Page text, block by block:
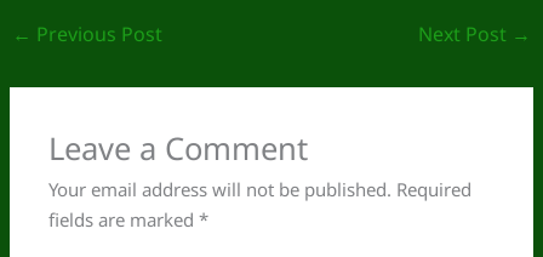
← Previous Post Next Post →
Leave a Comment
Your email address will not be published. Required
fields are marked*